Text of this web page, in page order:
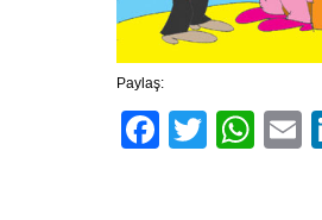
Paylaş:
Twitter